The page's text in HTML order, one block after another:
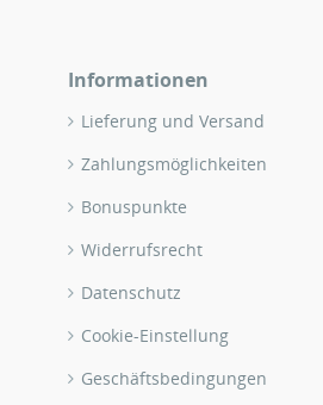
Informationen
Lieferung und Versand
Zahlungsmöglichkeiten
Bonuspunkte
Widerrufsrecht
Datenschutz
Cookie-Einstellung
Geschäftsbedingungen